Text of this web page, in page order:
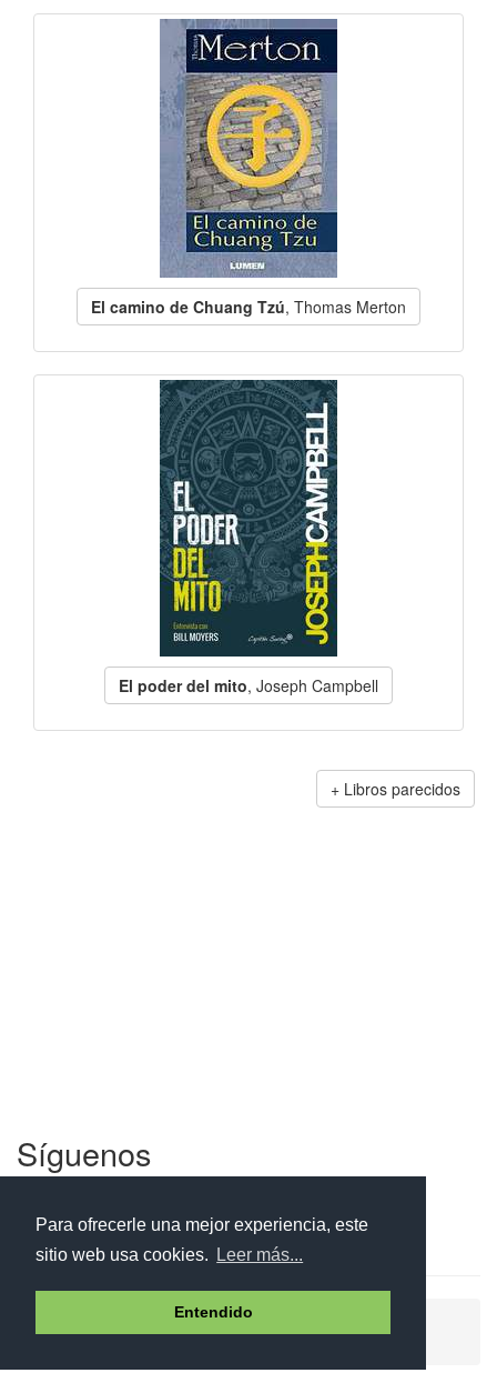
Para ofrecerle una mejor experiencia, este
sitio web usa cookies.
Leer más...
Entendido
El camino de Chuang Tzú, Thomas Merton
El poder del mito, Joseph Campbell
Libros parecidos
Síguenos
Aviso legal